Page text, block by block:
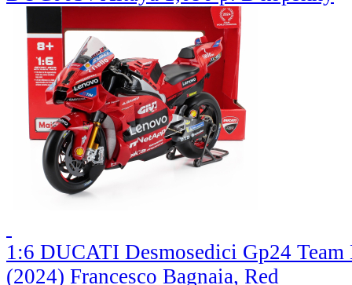
1:6 DUCATI Desmosedici Gp24
(2024) Francesco Bagnaia, Red